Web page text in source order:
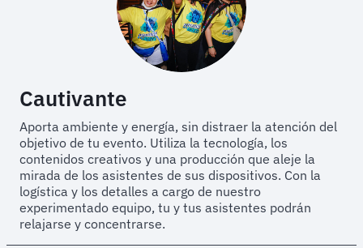
Cautivante
Aporta ambiente y energía, sin distraer la atención del
objetivo de tu evento. Utiliza la tecnología, los
contenidos creativos y una producción que aleje la
mirada de los asistentes de sus dispositivos. Con la
logística y los detalles a cargo de nuestro
experimentado equipo, tu y tus asistentes podrán
relajarse y concentrarse.